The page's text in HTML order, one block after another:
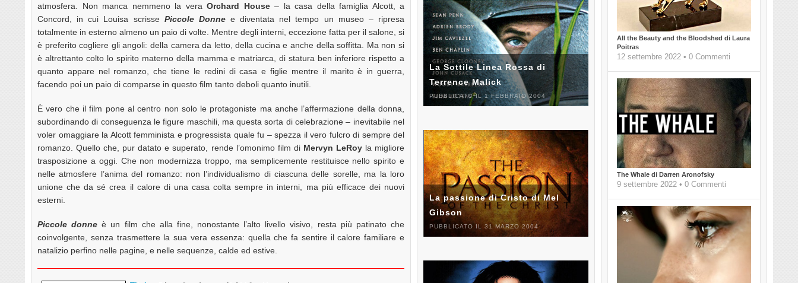
atmosfera. Non manca nemmeno la vera Orchard House– la casa della famiglia Alcott, a
Concord, in cui Louisa scrisse Piccole Donnee diventata nel tempo un museo – ripresa
totalmente in esterno almeno un paio di volte. Mentre degli interni, eccezione fatta per il salone, si
è preferito cogliere gli angoli: della camera da letto, della cucina e anche della soffitta. Ma non si
è altrettanto colto lo spirito materno della mamma e matriarca, di statura ben inferiore rispetto a
quanto appare nel romanzo, che tiene le redini di casa e figlie mentre il marito è in guerra,
facendo poi un paio di comparse in questo film tanto deboli quanto inutili.
È vero che il film pone al centro non solo le protagoniste ma anche l’affermazione della donna,
subordinando di conseguenza le figure maschili, ma questa sorta di celebrazione – inevitabile nel
voler omaggiare la Alcott femminista e progressista quale fu – spezza il vero fulcro di sempre del
romanzo. Quello che, pur datato e superato, rende l’omonimo film di Mervyn LeRoyla migliore
trasposizione a oggi. Che non modernizza troppo, ma semplicemente restituisce nello spirito e
nelle atmosfere l’anima del romanzo: non l’individualismo di ciascuna delle sorelle, ma la loro
unione che da sé crea il calore di una casa colta sempre in interni, ma più efficace dei nuovi
esterni.
Piccole donne è un film che alla fine, nonostante l’alto livello visivo, resta più patinato che
coinvolgente, senza trasmettere la sua vera essenza: quella che fa sentire il calore familiare e
natalizio perfino nelle pagine, e nelle sequenze, calde ed estive.
All the Beauty and the Bloodshed di Laura
Poitras
12 settembre 2022 • 0 Commenti
The Whale di Darren Aronofsky
9 settembre 2022 • 0 Commenti
La Sottile Linea Rossa di
Terrence Malick
PUBBLICATO IL 1 FEBBRAIO 2004
La passione di Cristo di Mel
Gibson
PUBBLICATO IL 31 MARZO 2004